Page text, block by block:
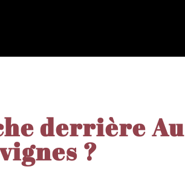
derrière Au
?